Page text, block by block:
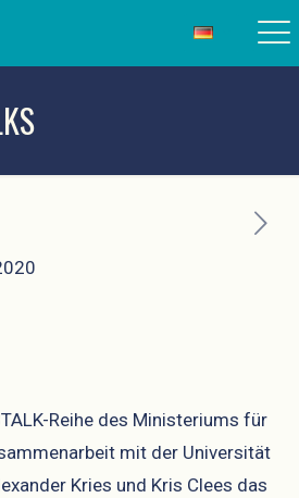
Reihe des Ministeriums für
mit der Universität
Kries und Kris Clees das